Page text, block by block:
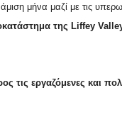
μήνα μαζί με τις
της Liffey
τις εργαζόμενες και